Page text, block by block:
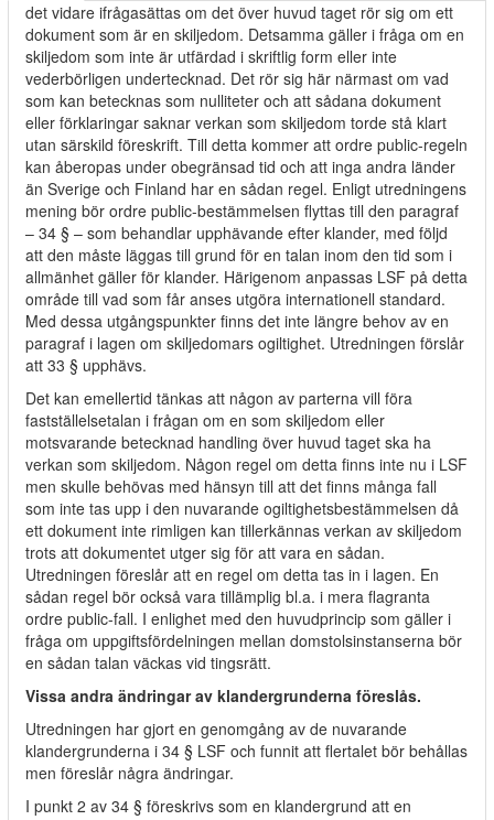
det vidare ifrågasättas om det över huvud taget rör sig om ett
dokument som är en skiljedom. Detsamma gäller i fråga om en
skiljedom som inte är utfärdad i skriftlig form eller inte
vederbörligen undertecknad. Det rör sig här närmast om vad
som kan betecknas som nulliteter och att sådana dokument
eller förklaringar saknar verkan som skiljedom torde stå klart
utan särskild föreskrift. Till detta kommer att ordre public-regeln
kan åberopas under obegränsad tid och att inga andra länder
än Sverige och Finland har en sådan regel. Enligt utredningens
mening bör ordre public-bestämmelsen flyttas till den paragraf
– 34 § – som behandlar upphävande efter klander, med följd
att den måste läggas till grund för en talan inom den tid som i
allmänhet gäller för klander. Härigenom anpassas LSF på detta
område till vad som får anses utgöra internationell standard.
Med dessa utgångspunkter finns det inte längre behov av en
paragraf i lagen om skiljedomars ogiltighet. Utredningen förslår
att 33 § upphävs.
Det kan emellertid tänkas att någon av parterna vill föra
fastställelsetalan i frågan om en som skiljedom eller
motsvarande betecknad handling över huvud taget ska ha
verkan som skiljedom. Någon regel om detta finns inte nu i LSF
men skulle behövas med hänsyn till att det finns många fall
som inte tas upp i den nuvarande ogiltighetsbestämmelsen då
ett dokument inte rimligen kan tillerkännas verkan av skiljedom
trots att dokumentet utger sig för att vara en sådan.
Utredningen föreslår att en regel om detta tas in i lagen. En
sådan regel bör också vara tillämplig bl.a. i mera flagranta
ordre public-fall. I enlighet med den huvudprincip som gäller i
fråga om uppgiftsfördelningen mellan domstolsinstanserna bör
en sådan talan väckas vid tingsrätt.
Vissa andra ändringar av klandergrunderna föreslås.
Utredningen har gjort en genomgång av de nuvarande
klandergrunderna i 34 § LSF och funnit att flertalet bör behållas
men föreslår några ändringar.
I punkt 2 av 34 § föreskrivs som en klandergrund att en